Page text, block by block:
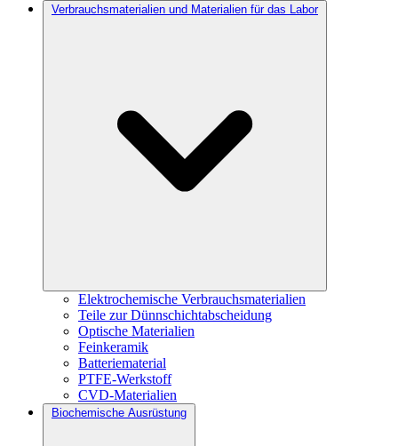
Verbrauchsmaterialien und Materialien für das Labor
Elektrochemische Verbrauchsmaterialien
Teile zur Dünnschichtabscheidung
Optische Materialien
Feinkeramik
Batteriematerial
PTFE-Werkstoff
CVD-Materialien
Biochemische Ausrüstung